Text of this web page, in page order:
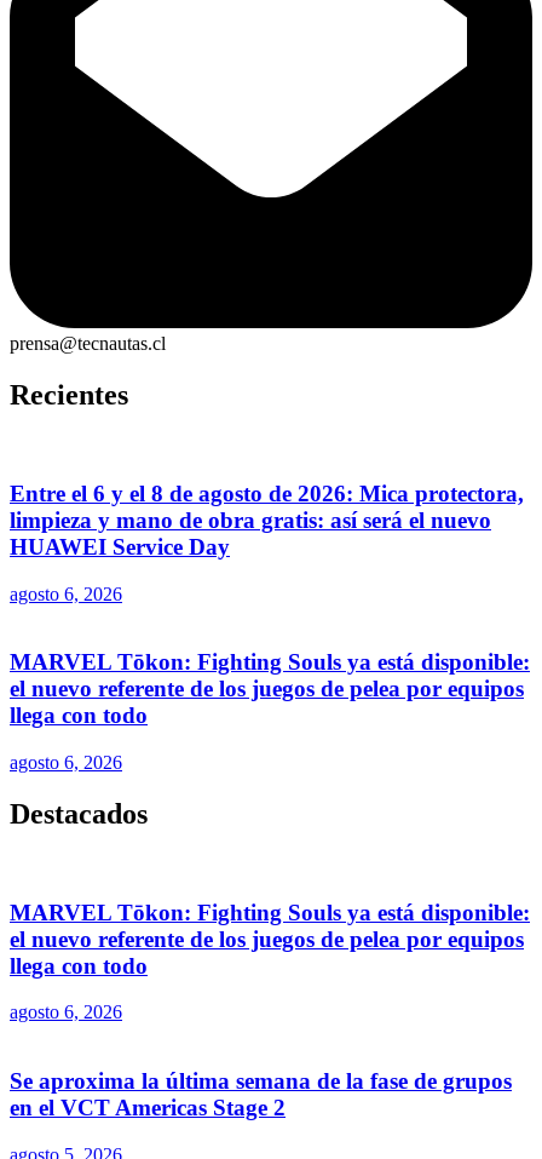
prensa@tecnautas.cl
Recientes
Entre el 6 y el 8 de agosto de 2026: Mica protectora,
limpieza y mano de obra gratis: así será el nuevo
HUAWEI Service Day
agosto 6, 2026
MARVEL Tōkon: Fighting Souls ya está disponible:
el nuevo referente de los juegos de pelea por equipos
llega con todo
agosto 6, 2026
Destacados
MARVEL Tōkon: Fighting Souls ya está disponible:
el nuevo referente de los juegos de pelea por equipos
llega con todo
agosto 6, 2026
Se aproxima la última semana de la fase de grupos
en el VCT Americas Stage 2
agosto 5, 2026